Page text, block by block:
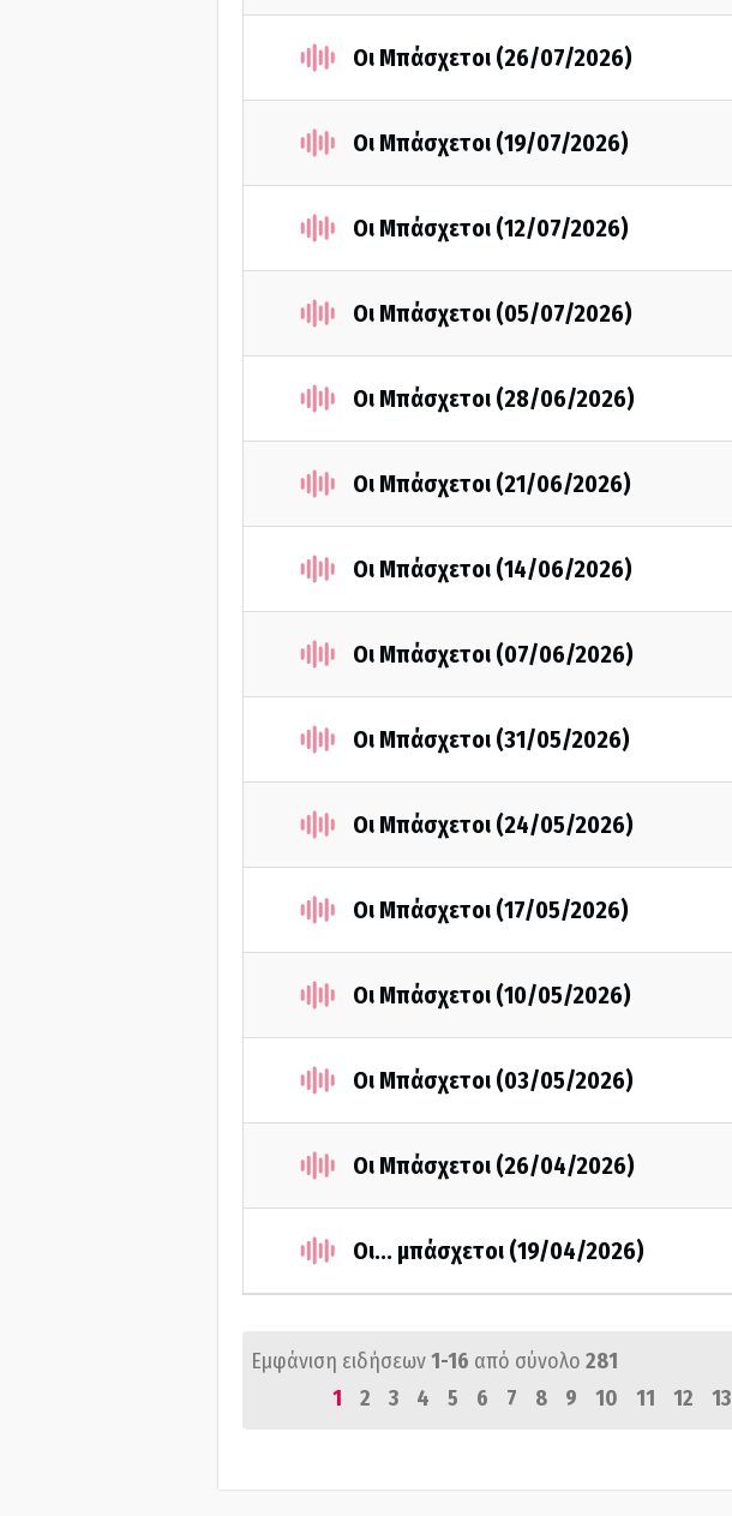
Οι Μπάσχετοι (26/07/2026)
Οι Μπάσχετοι (19/07/2026)
Οι Μπάσχετοι (12/07/2026)
Οι Μπάσχετοι (05/07/2026)
Οι Μπάσχετοι (28/06/2026)
Οι Μπάσχετοι (21/06/2026)
Οι Μπάσχετοι (14/06/2026)
Οι Μπάσχετοι (07/06/2026)
Οι Μπάσχετοι (31/05/2026)
Οι Μπάσχετοι (24/05/2026)
Οι Μπάσχετοι (17/05/2026)
Οι Μπάσχετοι (10/05/2026)
Οι Μπάσχετοι (03/05/2026)
Οι Μπάσχετοι (26/04/2026)
Οι... μπάσχετοι (19/04/2026)
Εμφάνιση ειδήσεων1-16 από σύνολο 281
1
2 3 4 5 6 7 8 9 10 11 12 13